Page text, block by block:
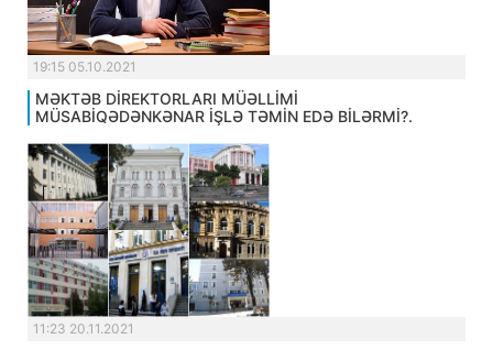
19:15 05.10.2021
MƏKTƏB DİREKTORLARI MÜƏLLİMİ
MÜSABİQƏDƏNKƏNAR İŞLƏ TƏMİN EDƏ BİLƏRMİ?.
11:23 20.11.2021